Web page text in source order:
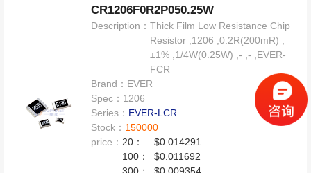
CR1206F0R2P050.25W
Description：Thick Film Low Resistance Chip
Resistor ,1206 ,0.2R(200mR) ,
±1% ,1/4W(0.25W) ,- ,- ,EVER-
FCR
Brand： EVER
Spec： 1206
Series： EVER-LCR
Stock： 150000
price：20：
$0.014291
100：
$0.011692